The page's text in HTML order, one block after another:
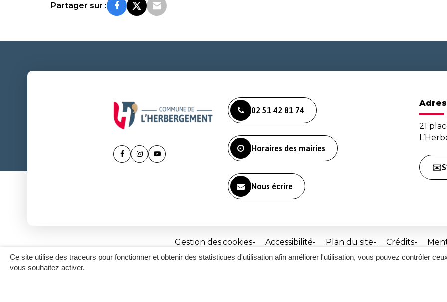
Ce site utilise des traceurs pour fonctionner et obtenir des statistiques d'utilisation afin améliorer l'utilisation, vous pouvez contrôler
vous souhaitez activer.
Partager sur :
Lien Lien Lien
02 51 42 81 74
Horaires des mairies
Nous écrire
21
Gestion des cookies Accessibilité Plan du site Crédits